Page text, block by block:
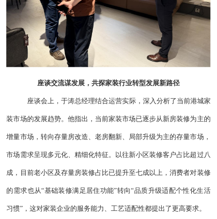
座谈交流谋发展， 共探家装行业转型发展新路径
座谈会上，于涛总经理结合运营实际，深入分析了当前港城家
装市场的发展趋势。他指出，当前家装市场已逐步从新房装修为主的
增量市场，转向存量房改造、老房翻新、局部升级为主的存量市场，
市场需求呈现多元化、精细化特征。以往新小区装修客户占比超过八
成，目前老小区及存量房装修占比已提升至七成以上，消费者对装修
的需求也从“基础装修满足居住功能”转向“品质升级适配个性化生活
习惯”，这对家装企业的服务能力、工艺适配性都提出了更高要求。